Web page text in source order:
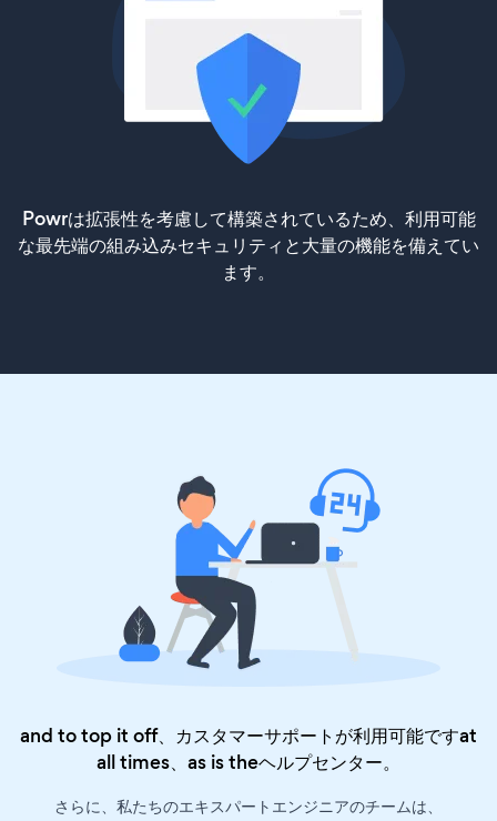
Powrは拡張性を考慮して構築されているため、利用可能
な最先端の組み込みセキュリティと大量の機能を備えてい
ます。
and to top it off、カスタマーサポートが利用可能ですat
all times、as is theヘルプセンター。
さらに、私たちのエキスパートエンジニアのチームは、